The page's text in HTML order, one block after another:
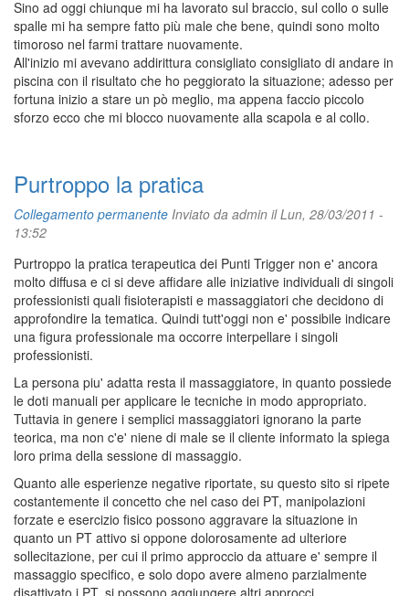
Sino ad oggi chiunque mi ha lavorato sul braccio, sul collo o sulle
spalle mi ha sempre fatto più male che bene, quindi sono molto
timoroso nel farmi trattare nuovamente.
All'inizio mi avevano addirittura consigliato consigliato di andare in
piscina con il risultato che ho peggiorato la situazione; adesso per
fortuna inizio a stare un pò meglio, ma appena faccio piccolo
sforzo ecco che mi blocco nuovamente alla scapola e al collo.
Purtroppo la pratica
Collegamento permanente Inviato da admin il Lun, 28/03/2011 -
13:52
Purtroppo la pratica terapeutica dei Punti Trigger non e' ancora
molto diffusa e ci si deve affidare alle iniziative individuali di singoli
professionisti quali fisioterapisti e massaggiatori che decidono di
approfondire la tematica. Quindi tutt'oggi non e' possibile indicare
una figura professionale ma occorre interpellare i singoli
professionisti.
La persona piu' adatta resta il massaggiatore, in quanto possiede
le doti manuali per applicare le tecniche in modo appropriato.
Tuttavia in genere i semplici massaggiatori ignorano la parte
teorica, ma non c'e' niene di male se il cliente informato la spiega
loro prima della sessione di massaggio.
Quanto alle esperienze negative riportate, su questo sito si ripete
costantemente il concetto che nel caso dei PT, manipolazioni
forzate e esercizio fisico possono aggravare la situazione in
quanto un PT attivo si oppone dolorosamente ad ulteriore
sollecitazione, per cui il primo approccio da attuare e' sempre il
massaggio specifico, e solo dopo avere almeno parzialmente
disattivato i PT, si possono aggiungere altri approcci.